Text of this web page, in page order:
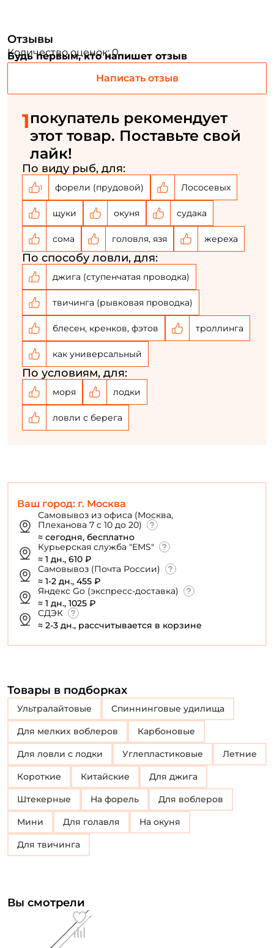
Ваш город: г. Москва
Самовывоз из офиса (Москва,
Плеханова 7 с 10 до 20)
≈ сегодня, бесплатно
Курьерская служба "EMS"
≈ 1 дн., 610 ₽
Самовывоз (Почта России)
≈ 1-2 дн., 455 ₽
Яндекс Go (экспресс-доставка)
≈ 1 дн., 1025 ₽
СДЭК
≈ 2-3 дн., рассчитывается в корзине
Отзывы
Количество оценок: 0
Будь первым, кто напишет отзыв
Написать отзыв
1покупатель рекомендует
этот товар. Поставьте свой
лайк!
По виду рыб, для:
1 форели (прудовой) Лососевых
щуки окуня судака
сома головля, язя жереха
По способу ловли, для:
джига (ступенчатая проводка)
твичинга (рывковая проводка)
блесен, кренков, фэтов троллинга
как универсальный
По условиям, для:
моря лодки
ловли с берега
Товары в подборках
Ультралайтовые Спиннинговые удилища
Для мелких воблеров Карбоновые
Для ловли с лодки Углепластиковые Летние
Короткие Китайские Для джига
Штекерные на форель Для воблеров
Мини Для голавля на окуня
для твичинга
Вы смотрели
Повторите пароль: *
Заполняя данную форму вы соглашаетесь на обработку